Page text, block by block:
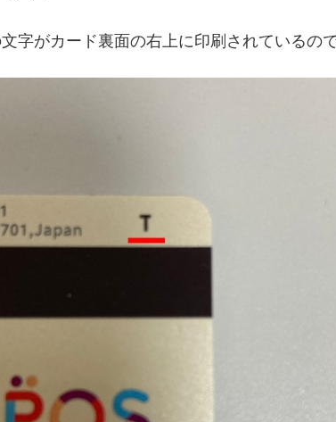
字がカード裏面の右上に印刷されているので